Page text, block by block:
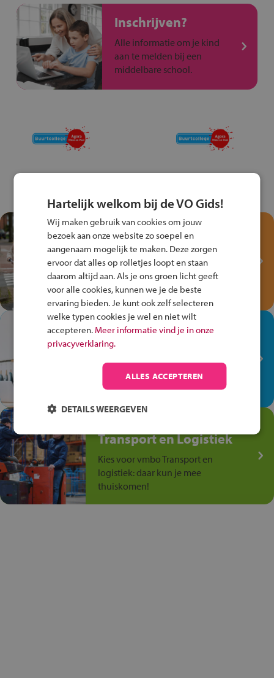
Inschrijven?
Alle informatie om je kind
aan te melden bij een
middelbare school.
Test je kennis met het
Fiets Veilig
Verkeersspel!
Speel het Fiets Veilig Verkeersspel
en win een Cortina-fiets!
In de winkel ben je op je
plek!
Ontdek via het vmbo jouw talent
op de winkelvloer, waar elke dag
anders is!
Transport en Logistiek
Kies voor vmbo Transport en
logistiek: daar kun je mee
thuiskomen!
Hartelijk welkom bij de VO Gids!
Wij maken gebruik van cookies om jouw
bezoek aan onze website zo soepel en
aangenaam mogelijk te maken. Deze zorgen
ervoor dat alles op rolletjes loopt en staan
daarom altijd aan. Als je ons groen licht geeft
voor alle cookies, kunnen we je de beste
ervaring bieden. Je kunt ook zelf selecteren
welke typen cookies je wel en niet wilt
accepteren. Meer informatie vind je in onze
privacyverklaring.
ALLES ACCEPTEREN
DETAILS WEERGEVEN